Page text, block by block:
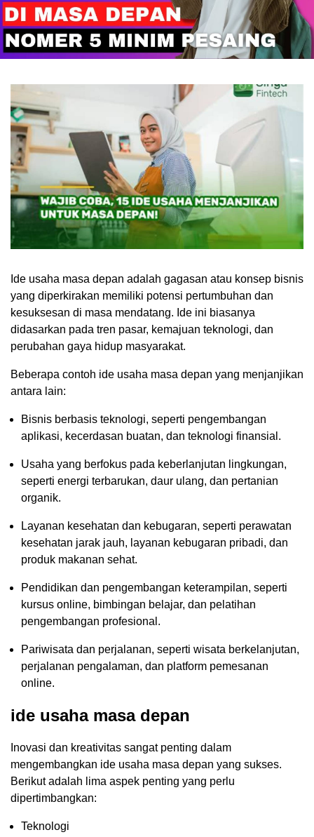
Ide usaha masa depan adalah gagasan atau konsep bisnis
yang diperkirakan memiliki potensi pertumbuhan dan
kesuksesan di masa mendatang. Ide ini biasanya
didasarkan pada tren pasar, kemajuan teknologi, dan
perubahan gaya hidup masyarakat.
Beberapa contoh ide usaha masa depan yang menjanjikan
antara lain:
Bisnis berbasis teknologi, seperti pengembangan
aplikasi, kecerdasan buatan, dan teknologi finansial.
Usaha yang berfokus pada keberlanjutan lingkungan,
seperti energi terbarukan, daur ulang, dan pertanian
organik.
Layanan kesehatan dan kebugaran, seperti perawatan
kesehatan jarak jauh, layanan kebugaran pribadi, dan
produk makanan sehat.
Pendidikan dan pengembangan keterampilan, seperti
kursus online, bimbingan belajar, dan pelatihan
pengembangan profesional.
Pariwisata dan perjalanan, seperti wisata berkelanjutan,
perjalanan pengalaman, dan platform pemesanan
online.
ide usaha masa depan
Inovasi dan kreativitas sangat penting dalam
mengembangkan ide usaha masa depan yang sukses.
Berikut adalah lima aspek penting yang perlu
dipertimbangkan:
Teknologi